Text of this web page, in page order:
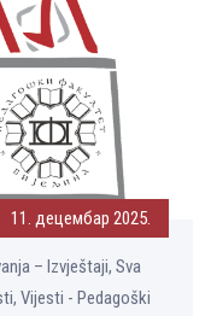
11. децембар 2025.
– Izvještaji, Sva
Vijesti - Pedagoški